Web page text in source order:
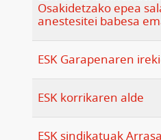
Osakidetzako epea
anestesitei babesa
ESK Garapenaren
ESK korrikaren alde
ESK sindikatuak